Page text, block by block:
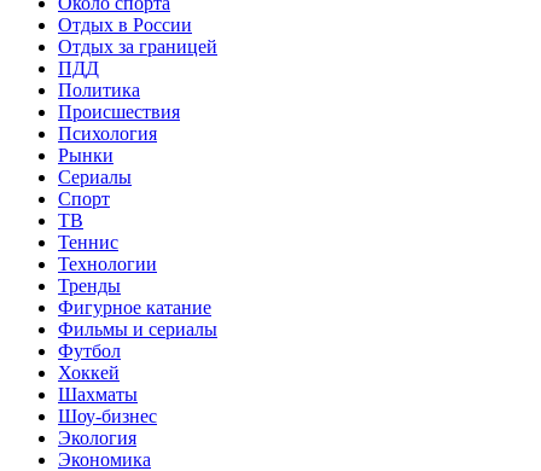
Отдых в России
Отдых за границей
ПДД
Политика
Происшествия
Психология
Рынки
Сериалы
Спорт
ТВ
Теннис
Технологии
Тренды
Фигурное катание
Фильмы и сериалы
Футбол
Хоккей
Шахматы
Шоу-бизнес
Экология
Экономика